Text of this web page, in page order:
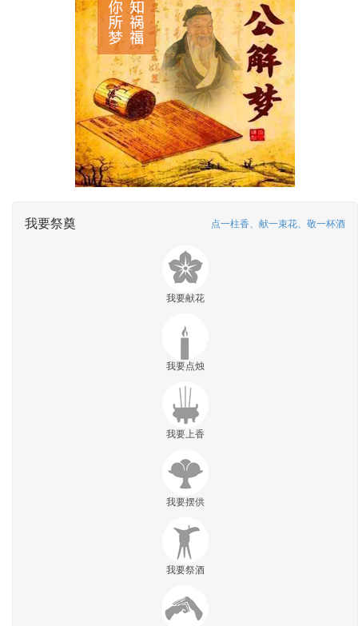
我要祭奠 点一柱香、献一束花、敬一杯酒
我要献花
我要点烛
我要上香
我要摆供
我要祭酒